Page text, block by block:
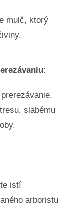
mulč, ktorý
slabému
istí
arboristu